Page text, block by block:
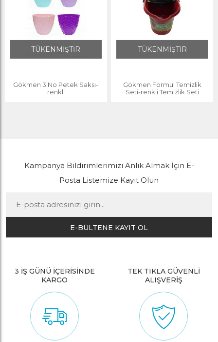
TÜKENMİŞTİR
Gökmen 3 No Petek Saksı-
renkli
TÜKENMİŞTİR
Gökmen Formül Temizlik
Seti-renkli Temizlik Seti
Kampanya Bildirimlerimizi Anlık Almak İçin E-
Posta Listemize Kayıt Olun
E-BÜLTENE KAYIT OL
3 İŞ GÜNÜ İÇERİSİNDE
KARGO
TEK TIKLA GÜVENLİ
ALIŞVERİŞ